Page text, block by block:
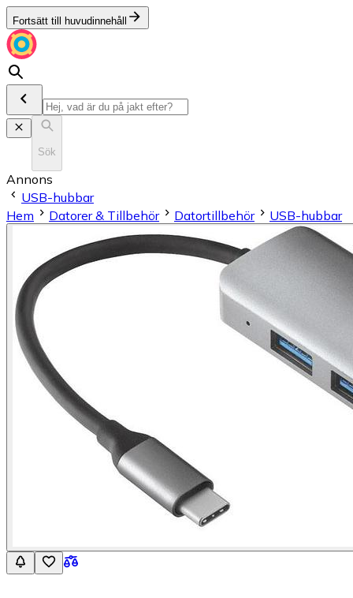
Fortsätt till huvudinnehåll
Sök
Annons
USB-hubbar
Hem
Datorer & Tillbehör Datortillbehör USB-hubbar